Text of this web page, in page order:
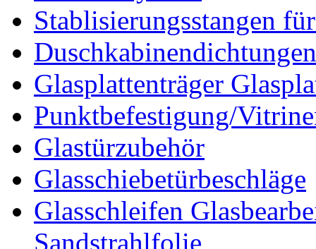
Stablisierungsstangen
Duschkabinendichtungen
Glasplattenträger
Punktbefestigung/
Glastürzubehör
Glasschiebetürbeschläge
Glasschleifen
Sandstrahlfolie